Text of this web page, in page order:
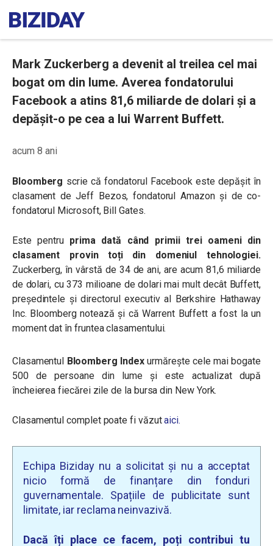
Mark Zuckerberg a devenit al treilea cel mai
bogat om din lume. Averea fondatorului
Facebook a atins 81,6 miliarde de dolari şi a
depășit-o pe cea a lui Warrent Buffett.
acum 8 ani
Bloomberg scrie că fondatorul Facebook este depășit în
clasament de Jeff Bezos, fondatorul Amazon și de co-
fondatorul Microsoft, Bill Gates.
Este pentru prima dată când primii trei oameni din
clasament provin toți din domeniul tehnologiei.
Zuckerberg, în vârstă de 34 de ani, are acum 81,6 miliarde
de dolari, cu 373 milioane de dolari mai mult decât Buffett,
președintele și directorul executiv al Berkshire Hathaway
Inc. Bloomberg notează și că Warrent Buffett a fost la un
moment dat în fruntea clasamentului.
Clasamentul Bloomberg Index urmăreşte cele mai bogate
500 de persoane din lume și este actualizat după
încheierea fiecărei zile de la bursa din New York.
Clasamentul complet poate fi văzutaici.
Echipa Biziday nu a solicitat și nu a acceptat
nicio formă de finanțare din fonduri
guvernamentale. Spațiile de publicitate sunt
limitate, iar reclama neinvazivă.
Dacă îți place ce facem, poți contribui tu